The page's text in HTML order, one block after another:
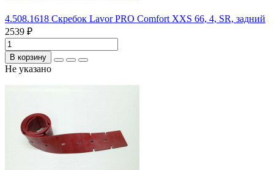
4.508.1618 Скребок Lavor PRO Comfort XXS 66, 4, SR, задний
2539 ₽
В корзину
Не указано